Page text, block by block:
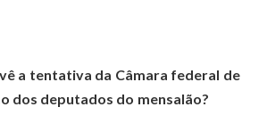
a tentativa da Câmara federal de
dos deputados do mensalão?